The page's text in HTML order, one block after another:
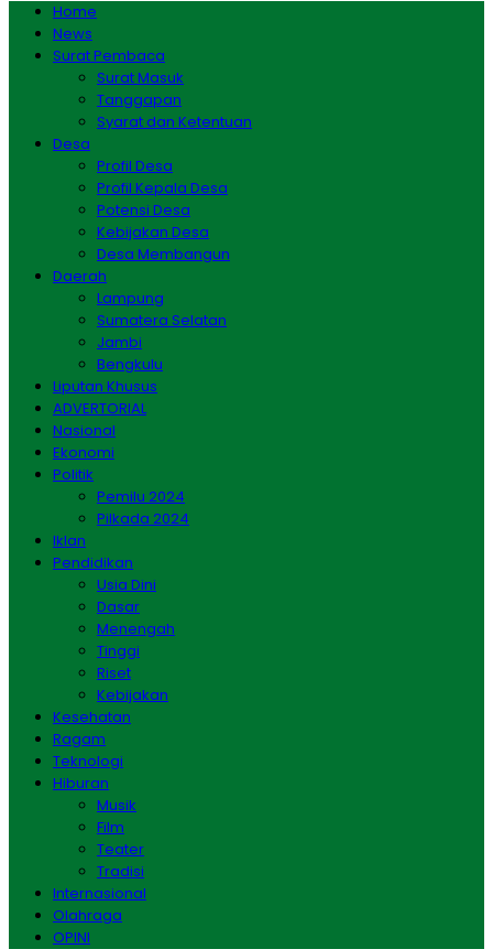
Home
News
Surat Pembaca
Surat Masuk
Tanggapan
Syarat dan Ketentuan
Desa
Profil Desa
Profil Kepala Desa
Potensi Desa
Kebijakan Desa
Desa Membangun
Daerah
Lampung
Sumatera Selatan
Jambi
Bengkulu
Liputan Khusus
ADVERTORIAL
Nasional
Ekonomi
Politik
Pemilu 2024
Pilkada 2024
Iklan
Pendidikan
Usia Dini
Dasar
Menengah
Tinggi
Riset
Kebijakan
Kesehatan
Ragam
Teknologi
Hiburan
Musik
Film
Teater
Tradisi
Internasional
Olahraga
OPINI